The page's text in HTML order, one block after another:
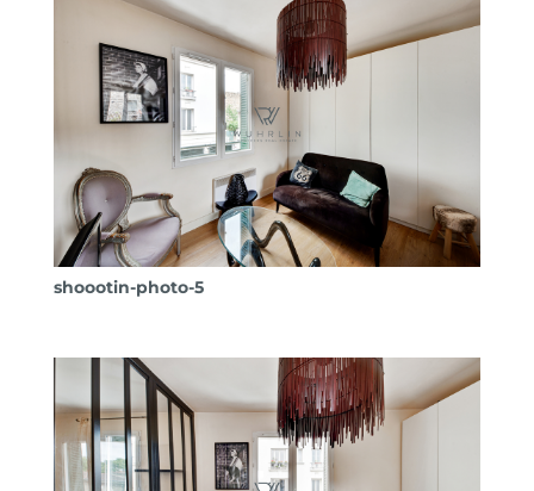
shoootin-photo-5